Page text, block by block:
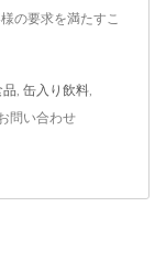
の要求を満たすこ
品, 缶入り飲料,
問い合わせ